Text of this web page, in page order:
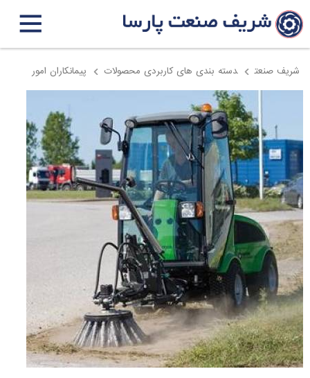
شریف صنعت دسته بندی های کاربردی محصولات
پیمانکاران امور